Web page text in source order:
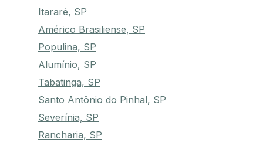
Itararé, SP
Américo Brasiliense, SP
Populina, SP
Alumínio, SP
Tabatinga, SP
Santo Antônio do Pinhal, SP
Severínia, SP
Rancharia, SP